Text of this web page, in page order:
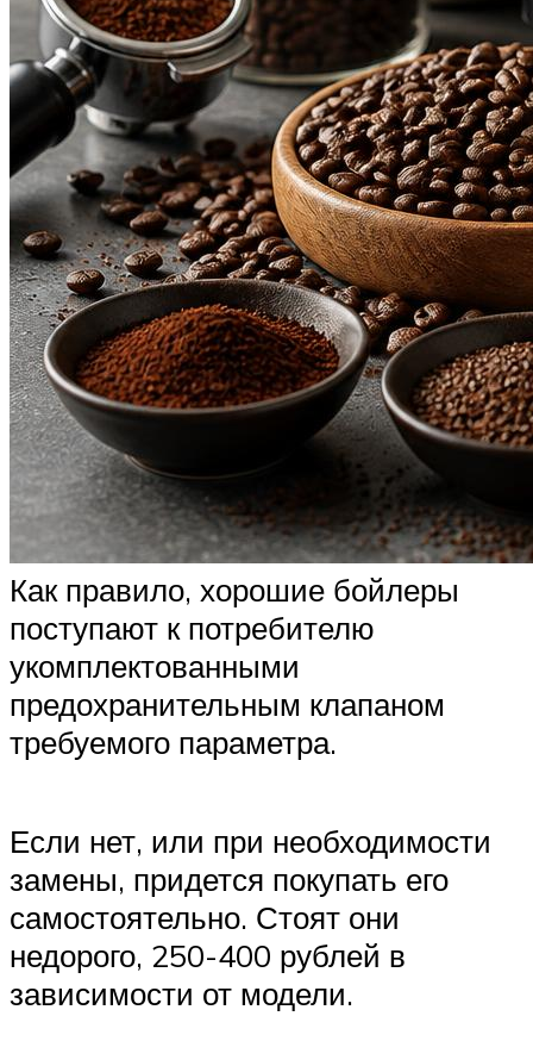
Как правило, хорошие бойлеры
поступают к потребителю
укомплектованными
предохранительным клапаном
требуемого параметра.
Если нет, или при необходимости
замены, придется покупать его
самостоятельно. Стоят они
недорого, 250-400 рублей в
зависимости от модели.